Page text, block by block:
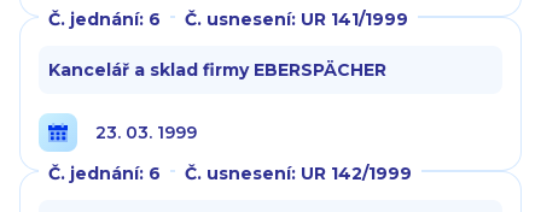
Č. jednání: 6
Č. usnesení: UR 141/1999
Kancelář a sklad firmy EBERSPÄCHER
23. 03. 1999
Č. jednání: 6
Č. usnesení: UR 142/1999